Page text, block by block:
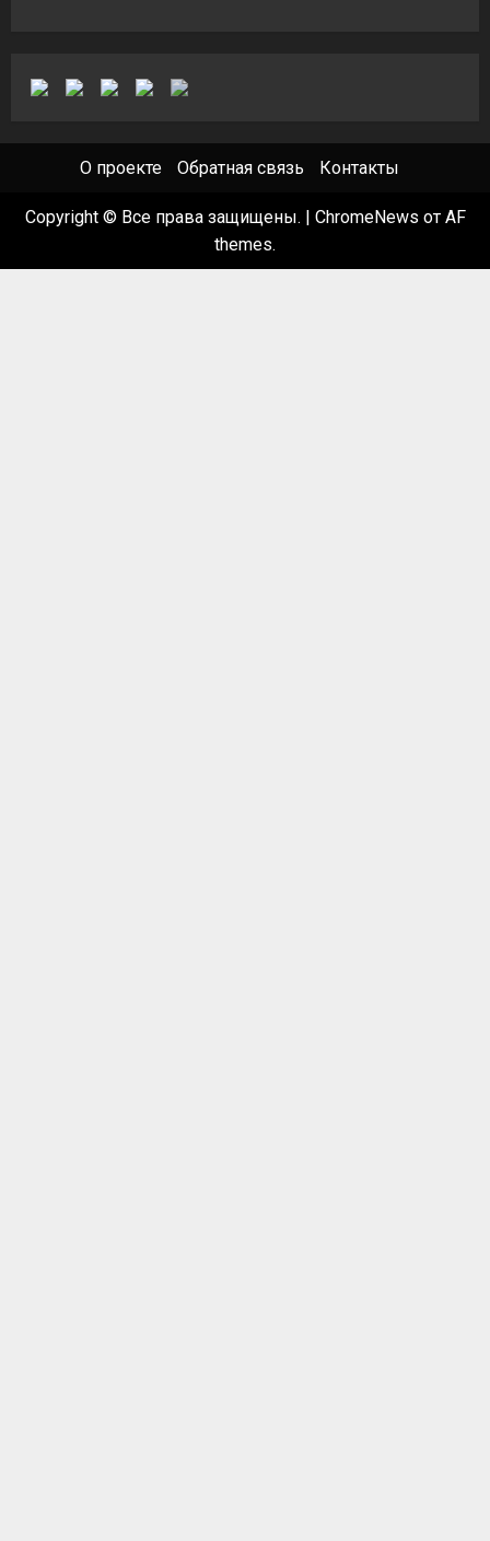
О проекте Обратная связь Контакты
Copyright © Все права защищены. ChromeNews от AF
themes.